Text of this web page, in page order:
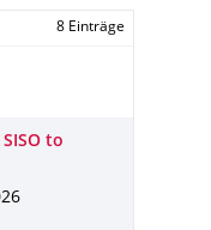
8 Einträge
to